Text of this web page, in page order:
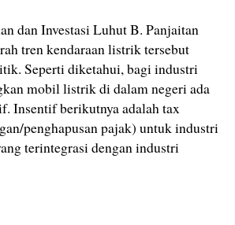
dan Investasi Luhut B. Panjaitan
tren kendaraan listrik tersebut
Seperti diketahui, bagi industri
mobil listrik di dalam negeri ada
Insentif berikutnya adalah tax
penghapusan pajak) untuk industri
terintegrasi dengan industri